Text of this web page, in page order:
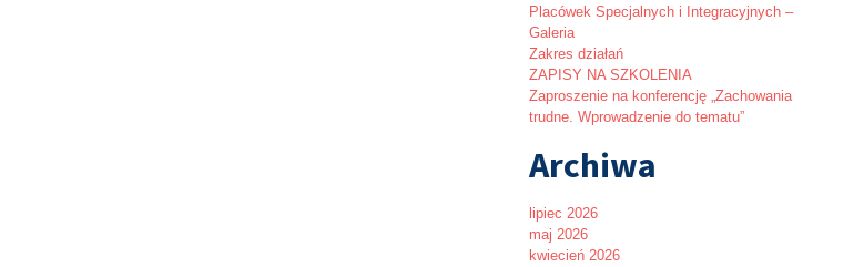
Placówek Specjalnych i Integracyjnych –
Galeria
Zakres działań
ZAPISY NA SZKOLENIA
Zaproszenie na konferencję „Zachowania
trudne. Wprowadzenie do tematu”
Archiwa
lipiec 2026
maj 2026
kwiecień 2026